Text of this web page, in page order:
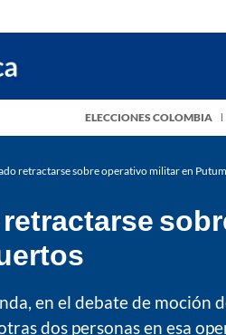
ELECCIONES COLOMBIA
retractarse sobre operativo militar en
en el debate de moción
dos personas en esa